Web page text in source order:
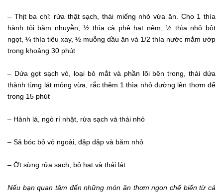
– Thịt ba chỉ: rửa thật sạch, thái miếng nhỏ vừa ăn. Cho 1 thìa
hành tỏi băm nhuyễn, ½ thìa cà phê hạt nêm, ½ thìa nhỏ bột
ngọt, ¼ thìa tiêu xay, ½ muỗng dầu ăn và 1/2 thìa nước mắm ướp
trong khoảng 30 phút
– Dứa gọt sạch vỏ, loại bỏ mắt và phần lõi bên trong, thái dứa
thành từng lát mỏng vừa, rắc thêm 1 thìa nhỏ đường lên thơm để
trong 15 phút
– Hành lá, ngò rí nhặt, rửa sạch và thái nhỏ
– Sả bóc bỏ vỏ ngoài, đập dập và băm nhỏ
– Ớt sừng rửa sạch, bỏ hạt và thái lát
Nếu bạn quan tâm đến những món ăn thơm ngon chế biến từ cá